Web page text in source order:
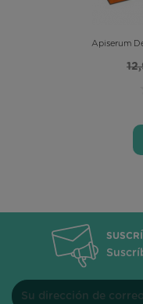
Apiserum